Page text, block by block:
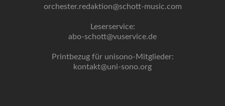
orchester.redaktion@schott-music.com
Leserservice:
abo-schott@vuservice.de
Printbezug für unisono-Mitglieder:
kontakt@uni-sono.org